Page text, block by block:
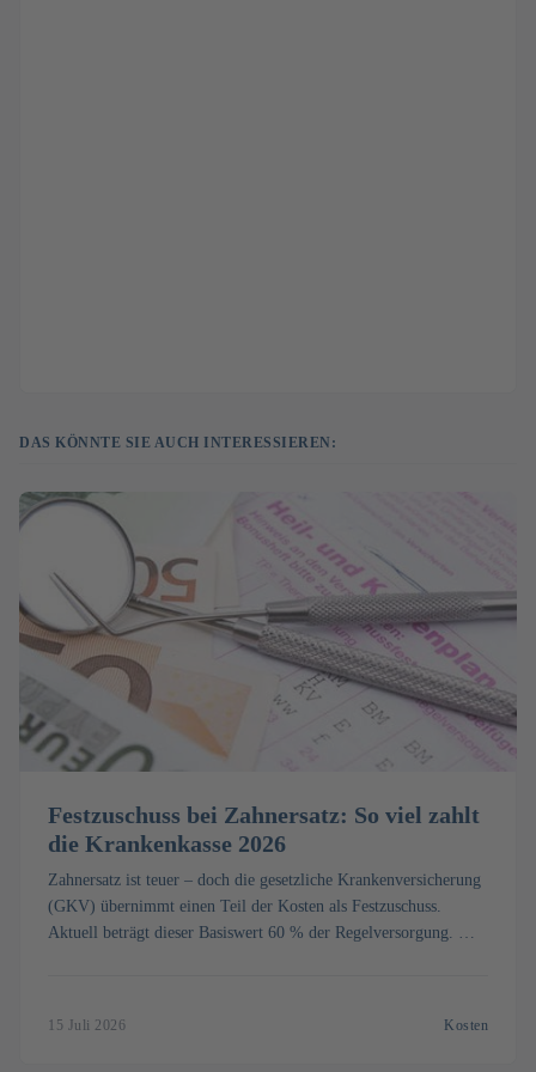
DAS KÖNNTE SIE AUCH INTERESSIEREN:
Festzuschuss bei Zahnersatz: So viel zahlt
die Krankenkasse 2026
Zahnersatz ist teuer – doch die gesetzliche Krankenversicherung
(GKV) übernimmt einen Teil der Kosten als Festzuschuss.
Aktuell beträgt dieser Basiswert 60 % der Regelversorgung. Mit
15 Juli 2026 Kosten